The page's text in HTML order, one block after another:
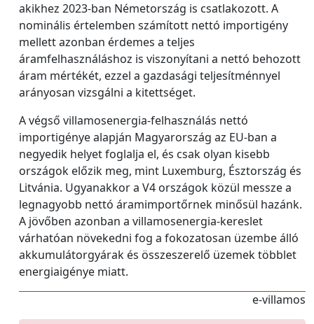
akikhez 2023-ban Németország is csatlakozott. A
nominális értelemben számított nettó importigény
mellett azonban érdemes a teljes
áramfelhasználáshoz is viszonyítani a nettó behozott
áram mértékét, ezzel a gazdasági teljesítménnyel
arányosan vizsgálni a kitettséget.
A végső villamosenergia-felhasználás nettó
importigénye alapján Magyarország az EU-ban a
negyedik helyet foglalja el, és csak olyan kisebb
országok előzik meg, mint Luxemburg, Észtország és
Litvánia. Ugyanakkor a V4 országok közül messze a
legnagyobb nettó áramimportőrnek minősül hazánk.
A jövőben azonban a villamosenergia-kereslet
várhatóan növekedni fog a fokozatosan üzembe álló
akkumulátorgyárak és összeszerelő üzemek többlet
energiaigénye miatt.
e-villamos